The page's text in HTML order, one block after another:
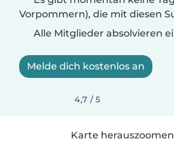
Vorpommern), die mit diesen
Alle Mitglieder absolvieren
Melde dich kostenlos an
4,7 / 5
Karte